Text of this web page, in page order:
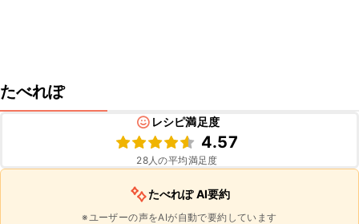
たべれぽ
レシピ満足度
4.57
28人の平均満足度
たべれぽ AI要約
※ユーザーの声をAIが自動で要約しています